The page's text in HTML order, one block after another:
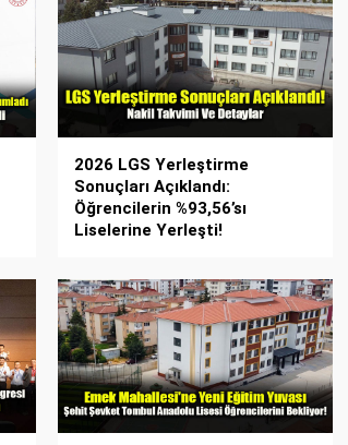
2026 LGS Yerleştirme
Sonuçları Açıklandı:
Öğrencilerin %93,56’sı
Liselerine Yerleşti!